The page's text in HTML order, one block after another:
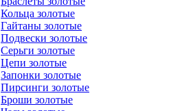
Кольца золотые
Гайтаны золотые
Подвески золотые
Серьги золотые
Цепи золотые
Запонки золотые
Пирсинги золотые
Броши золотые